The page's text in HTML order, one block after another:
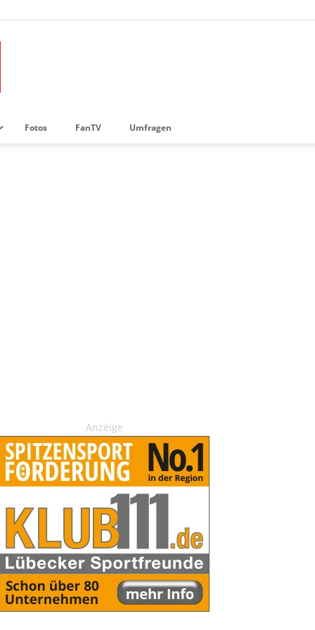
Fotos FanTV Umfragen
Anzeige